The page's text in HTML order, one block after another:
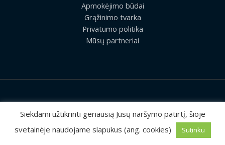
Apmokėjimo būdai
Grąžinimo tvarka
Privatumo politika
Mūsų partneriai
2026 © Visos teisės saugomos | UAB „Rilis“
Sprendimas:MEDIAERN
Siekdami užtikrinti geriausią Jūsų naršymo patirtį, šioje
svetainėje naudojame slapukus (ang. cookies)
Sutinku